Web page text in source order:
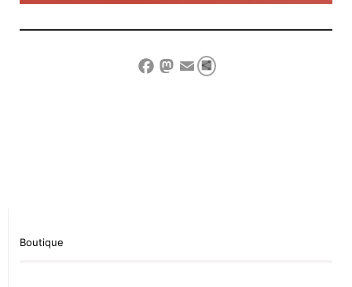
Facebook
Mastodon
Email
Compartir
Boutique